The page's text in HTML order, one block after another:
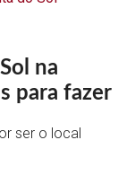
na
para fazer
ser o local